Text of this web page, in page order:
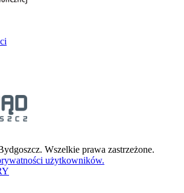
Wszelkie prawa zastrzeżone.
użytkowników.